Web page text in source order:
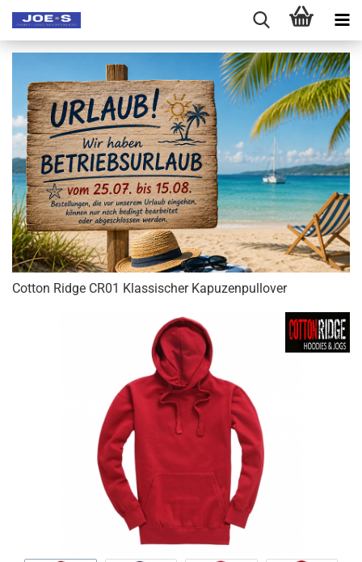
Cotton Ridge CR01 Klassischer Kapuzenpullover